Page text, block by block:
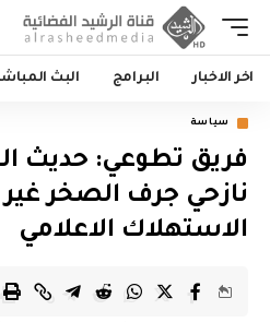
اخر الاخبار البرامج البث
سياسة
فريق تطوعي: حديث
نازحي جرف الصخر
الاستهلاك الاعلامي